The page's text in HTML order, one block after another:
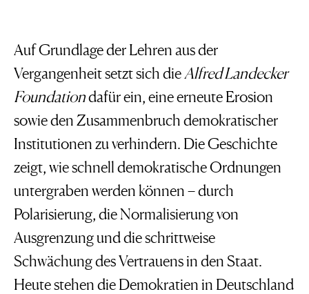
Auf Grundlage der Lehren aus der
Vergangenheit setzt sich dieAlfred Landecker
Foundationdafür ein, eine erneute Erosion
sowie den Zusammenbruch demokratischer
Institutionen zu verhindern. Die Geschichte
zeigt, wie schnell demokratische Ordnungen
untergraben werden können – durch
Polarisierung, die Normalisierung von
Ausgrenzung und die schrittweise
Schwächung des Vertrauens in den Staat.
Heute stehen die Demokratien in Deutschland